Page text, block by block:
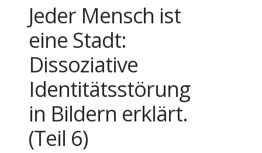
Jeder Mensch ist
eine Stadt:
Dissoziative
Identitätsstörung
in Bildern erklärt.
(Teil 6)